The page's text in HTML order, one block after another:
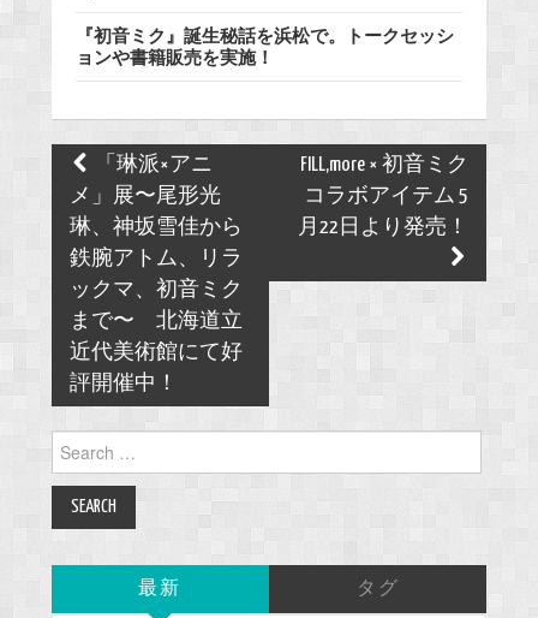
『初音ミク』誕生秘話を浜松で。トークセッシ
ョンや書籍販売を実施！
Post
navigation
「琳派×アニ
メ」展〜尾形光
琳、神坂雪佳から
鉄腕アトム、リラ
ックマ、初音ミク
まで〜 北海道立
近代美術館にて好
評開催中！
FILL,more × 初音ミク
コラボアイテム 5
月22日より発売！
for:
最新 タグ